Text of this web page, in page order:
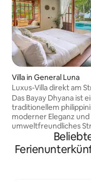
Villa in General Luna
Luxus-Villa direkt am
Dhyana +Concierge
Das Bayay Dhyana ist
traditionellem
moderner Eleganz und
umweltfreundliches
Genuss konzipiert wurde. Die
verfügt über ein Full-
einschließlich eines